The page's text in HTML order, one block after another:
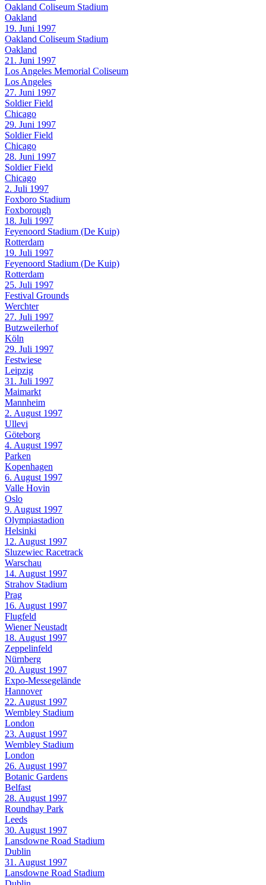
Oakland Coliseum Stadium
Oakland
19. Juni 1997
Oakland Coliseum Stadium
Oakland
21. Juni 1997
Los Angeles Memorial Coliseum
Los Angeles
27. Juni 1997
Soldier Field
Chicago
29. Juni 1997
Soldier Field
Chicago
28. Juni 1997
Soldier Field
Chicago
2. Juli 1997
Foxboro Stadium
Foxborough
18. Juli 1997
Feyenoord Stadium (De Kuip)
Rotterdam
19. Juli 1997
Feyenoord Stadium (De Kuip)
Rotterdam
25. Juli 1997
Festival Grounds
Werchter
27. Juli 1997
Butzweilerhof
Köln
29. Juli 1997
Festwiese
Leipzig
31. Juli 1997
Maimarkt
Mannheim
2. August 1997
Ullevi
Göteborg
4. August 1997
Parken
Kopenhagen
6. August 1997
Valle Hovin
Oslo
9. August 1997
Olympiastadion
Helsinki
12. August 1997
Sluzewiec Racetrack
Warschau
14. August 1997
Strahov Stadium
Prag
16. August 1997
Flugfeld
Wiener Neustadt
18. August 1997
Zeppelinfeld
Nürnberg
20. August 1997
Expo-Messegelände
Hannover
22. August 1997
Wembley Stadium
London
23. August 1997
Wembley Stadium
London
26. August 1997
Botanic Gardens
Belfast
28. August 1997
Roundhay Park
Leeds
30. August 1997
Lansdowne Road Stadium
Dublin
31. August 1997
Lansdowne Road Stadium